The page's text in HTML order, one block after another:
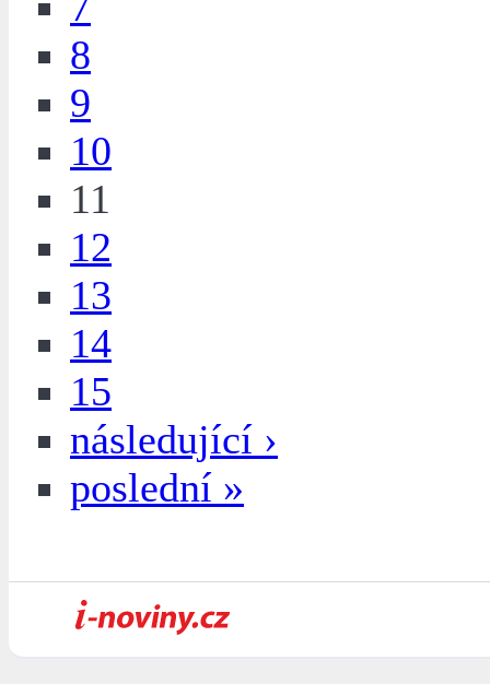
8
9
10
11
12
13
14
15
následující ›
poslední »